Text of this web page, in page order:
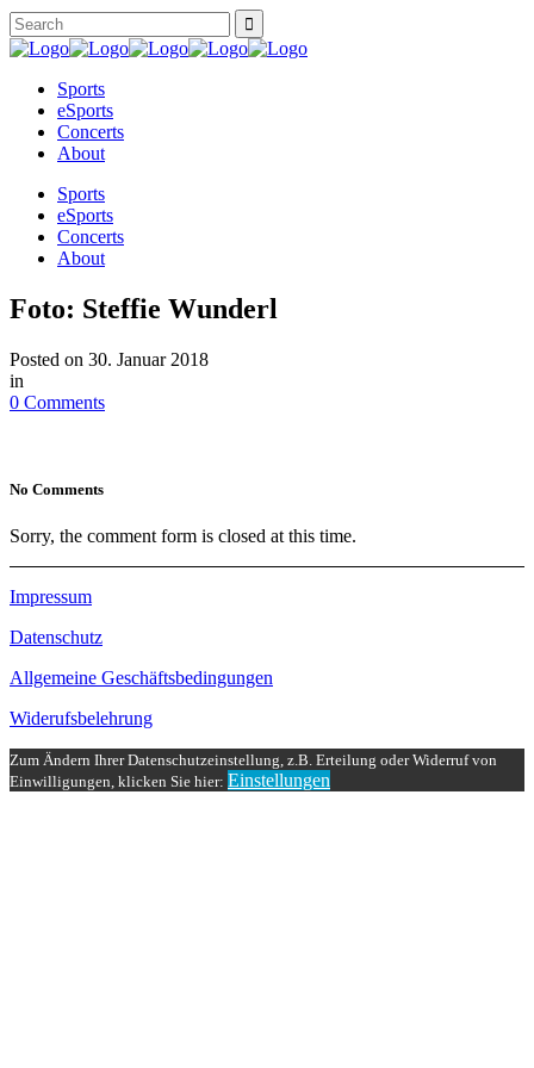
Sports
eSports
Concerts
About
Sports
eSports
Concerts
About
Foto: Steffie Wunderl
Posted on 30. Januar 2018
in
0 Comments
No Comments
Sorry, the comment form is closed at this time.
Impressum
Datenschutz
Allgemeine Geschäftsbedingungen
Widerufsbelehrung
Zum Ändern Ihrer Datenschutzeinstellung, z.B. Erteilung oder Widerruf von
Einwilligungen, klicken Sie hier: Einstellungen